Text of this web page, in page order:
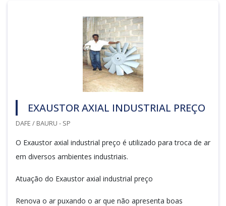
EXAUSTOR AXIAL INDUSTRIAL PREÇO
DAFE / BAURU - SP
O Exaustor axial industrial preço é utilizado para troca de ar
em diversos ambientes industriais.
Atuação do Exaustor axial industrial preço
Renova o ar puxando o ar que não apresenta boas